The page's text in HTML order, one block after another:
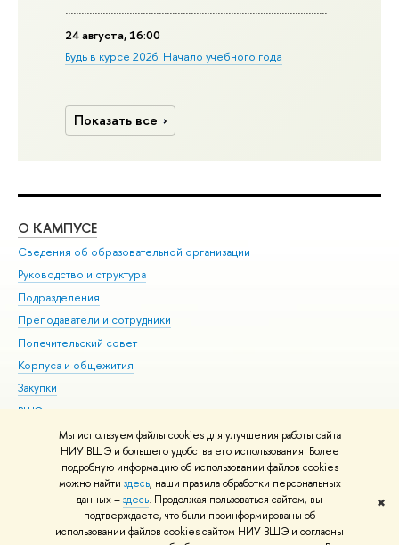
Мы используем файлы cookies для улучшения работы сайта
НИУ ВШЭ и большего удобства его использования. Более
подробную информацию об использовании файлов cookies
можно найти здесь, наши правила обработки персональных
данных –здесь. Продолжая пользоваться сайтом, вы
подтверждаете, что были проинформированы об
использовании файлов cookies сайтом НИУ ВШЭ и согласны
✖
24 августа, 16:00
Будь в курсе 2026: Начало учебного года
Показать все
О КАМПУСЕ
Сведения об образовательной организации
Руководство и структура
Подразделения
Преподаватели и сотрудники
Попечительский совет
Корпуса и общежития
Закупки
ВШЭ для студентов с ограниченными возможностями
здоровья и инвалидностью
Версия для слабовидящих
Единая платежная страница
© НИУ ВШЭ 1993–2026 Адреса и контакты Условия использования